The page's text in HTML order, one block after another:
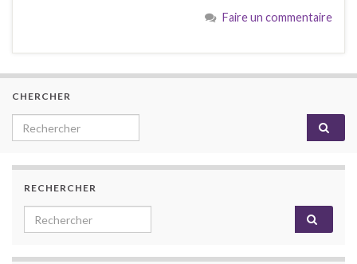
Faire un commentaire
CHERCHER
Search for:
RECHERCHER
Search for: